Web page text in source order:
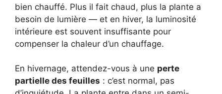
bien chauffé. Plus il fait chaud, plus la plante a
besoin de lumière — et en hiver, la luminosité
intérieure est souvent insuffisante pour
compenser la chaleur d’un chauffage.
En hivernage, attendez-vous à une perte
partielle des feuilles : c’est normal, pas